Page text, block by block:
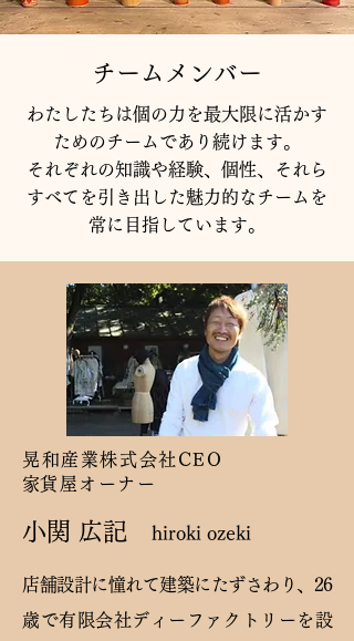
​チームメンバー
わたしたちは個の力を最大限に活かす
ためのチームであり続けます。
それぞれの知識や経験、個性、それら
すべてを引き出した魅力的なチームを
常に目指しています。
晃和産業株式会社CEO
​家貨屋オーナー
小関 広記 hiroki ozeki
店舗設計に憧れて建築にたずさわり、26
歳で有限会社ディーファクトリーを設